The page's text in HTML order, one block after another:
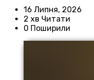
16 Липня, 2026
2 хв Читати
0 Поширили